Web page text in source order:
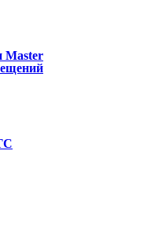
Master